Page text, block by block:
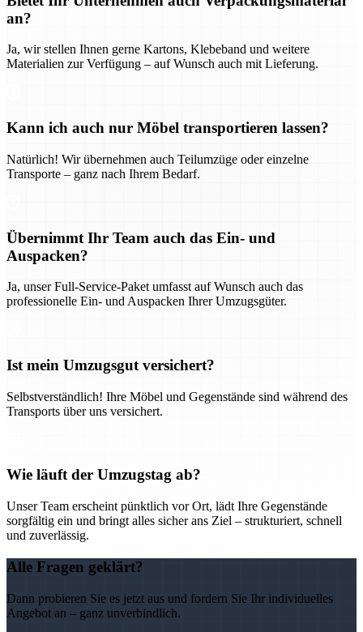
an?
Ja, wir stellen Ihnen gerne Kartons, Klebeband und weitere
Materialien zur Verfügung – auf Wunsch auch mit Lieferung.
Kann ich auch nur Möbel transportieren lassen?
Natürlich! Wir übernehmen auch Teilumzüge oder einzelne
Transporte – ganz nach Ihrem Bedarf.
Übernimmt Ihr Team auch das Ein- und
Auspacken?
Ja, unser Full-Service-Paket umfasst auf Wunsch auch das
professionelle Ein- und Auspacken Ihrer Umzugsgüter.
Ist mein Umzugsgut versichert?
Selbstverständlich! Ihre Möbel und Gegenstände sind während des
Transports über uns versichert.
Wie läuft der Umzugstag ab?
Unser Team erscheint pünktlich vor Ort, lädt Ihre Gegenstände
sorgfältig ein und bringt alles sicher ans Ziel – strukturiert, schnell
und zuverlässig.
Alle Fragen geklärt?
Dann probieren Sie es jetzt aus und fordern Sie Ihr individuelles
Angebot an – ganz unverbindlich.